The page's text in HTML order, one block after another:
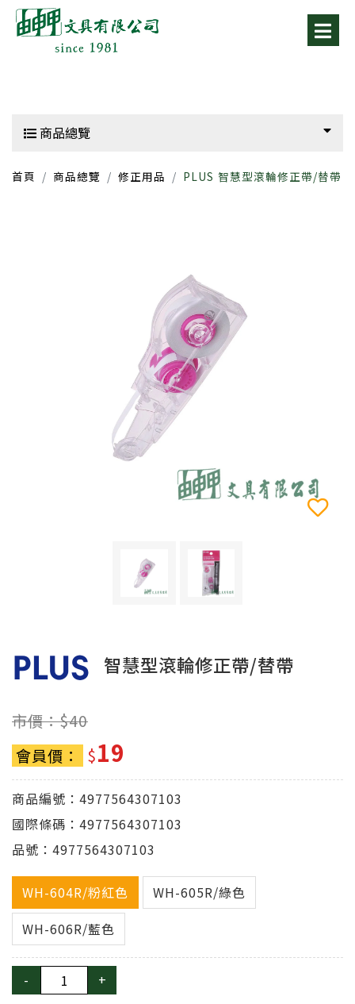
商品總覽
首頁 商品總覽 修正用品 PLUS 智慧型滾輪修正帶/替帶
智慧型滾輪修正帶/替帶
市價：$40
會員價：
$19
商品編號：4977564307103
國際條碼：4977564307103
品號：4977564307103
WH-604R/粉紅色
WH-605R/綠色
WH-606R/藍色
- +